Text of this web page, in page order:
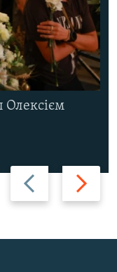
Назад Вперед